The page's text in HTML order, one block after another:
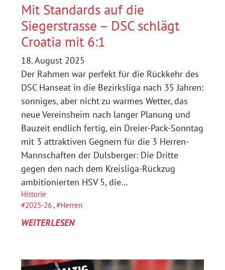
Mit Standards auf die
Siegerstrasse – DSC schlägt
Croatia mit 6:1
18. August 2025
Der Rahmen war perfekt für die Rückkehr des
DSC Hanseat in die Bezirksliga nach 35 Jahren:
sonniges, aber nicht zu warmes Wetter, das
neue Vereinsheim nach langer Planung und
Bauzeit endlich fertig, ein Dreier-Pack-Sonntag
mit 3 attraktiven Gegnern für die 3 Herren-
Mannschaften der Dulsberger: Die Dritte
gegen den nach dem Kreisliga-Rückzug
ambitionierten HSV 5, die…
Historie
2025-26, Herren
WEITERLESEN:
AUF